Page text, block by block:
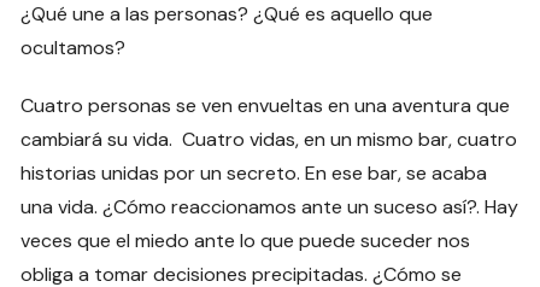
¿Qué une a las personas? ¿Qué es aquello que
ocultamos?
Cuatro personas se ven envueltas en una aventura que
cambiará su vida. Cuatro vidas, en un mismo bar, cuatro
historias unidas por un secreto. En ese bar, se acaba
una vida. ¿Cómo reaccionamos ante un suceso así?. Hay
veces que el miedo ante lo que puede suceder nos
obliga a tomar decisiones precipitadas. ¿Cómo se